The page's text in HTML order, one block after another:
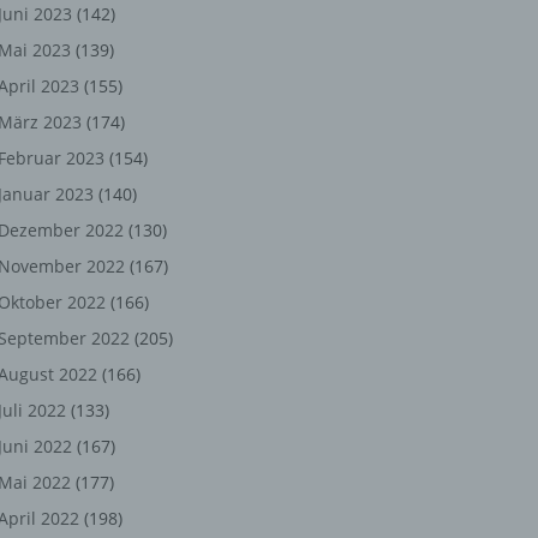
Juni 2023 (142)
Mai 2023 (139)
2023 (155)
März 2023 (174)
Februar 2023 (154)
Januar 2023 (140)
Dezember 2022 (130)
November 2022 (167)
Oktober 2022 (166)
September 2022 (205)
2022 (166)
Juli 2022 (133)
Juni 2022 (167)
Mai 2022 (177)
2022 (198)
oder